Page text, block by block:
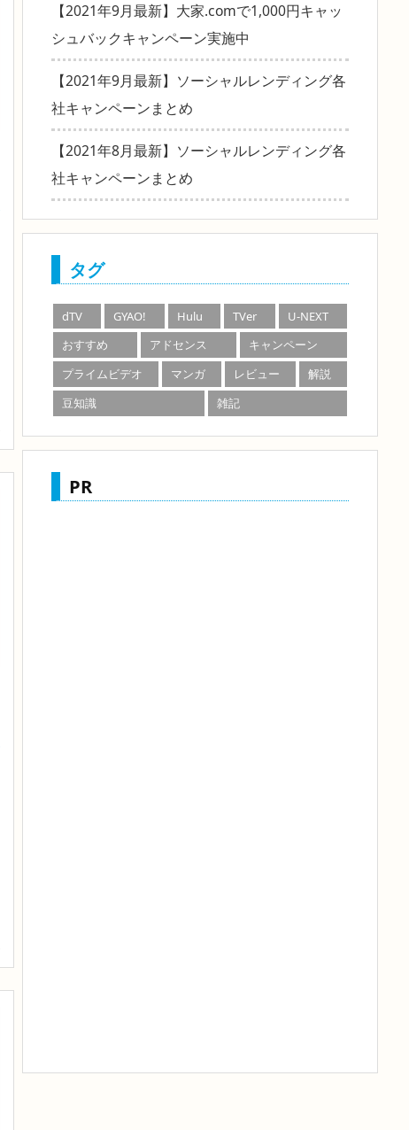
【2021年9月最新】大家.comで1,000円キャッ
シュバックキャンペーン実施中
【2021年9月最新】ソーシャルレンディング各
社キャンペーンまとめ
【2021年8月最新】ソーシャルレンディング各
社キャンペーンまとめ
タグ
dTV GYAO! Hulu TVer
U-NEXT
おすすめ
アドセンス
キャンペーン
プライムビデオ
マンガ レビュー
解説
豆知識
雑記
PR